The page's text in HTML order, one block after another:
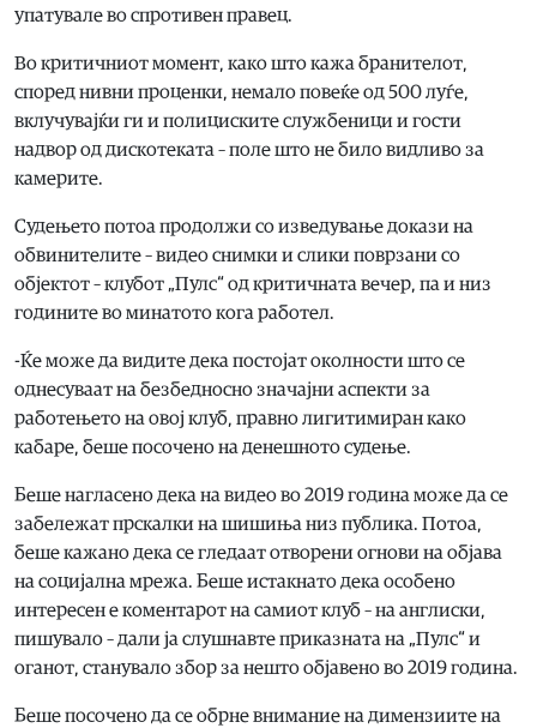
упатувале во спротивен правец.
Во критичниот момент, како што кажа бранителот,
според нивни проценки, немало повеќе од 500 луѓе,
вклучувајќи ги и полициските службеници и гости
надвор од дискотеката – поле што не било видливо за
камерите.
Судењето потоа продолжи со изведување докази на
обвинителите – видео снимки и слики поврзани со
објектот – клубот „Пулс“ од критичната вечер, па и низ
годините во минатото кога работел.
-Ќе може да видите дека постојат околности што се
однесуваат на безбедносно значајни аспекти за
работењето на овој клуб, правно лигитимиран како
кабаре, беше посочено на денешното судење.
Беше нагласено дека на видео во 2019 година може да се
забележат прскалки на шишиња низ публика. Потоа,
беше кажано дека се гледаат отворени огнови на објава
на социјална мрежа. Беше истакнато дека особено
интересен е коментарот на самиот клуб – на англиски,
пишувало – дали ја слушнавте приказната на „Пулс“ и
оганот, станувало збор за нешто објавено во 2019 година.
Беше посочено да се обрне внимание на димензиите на